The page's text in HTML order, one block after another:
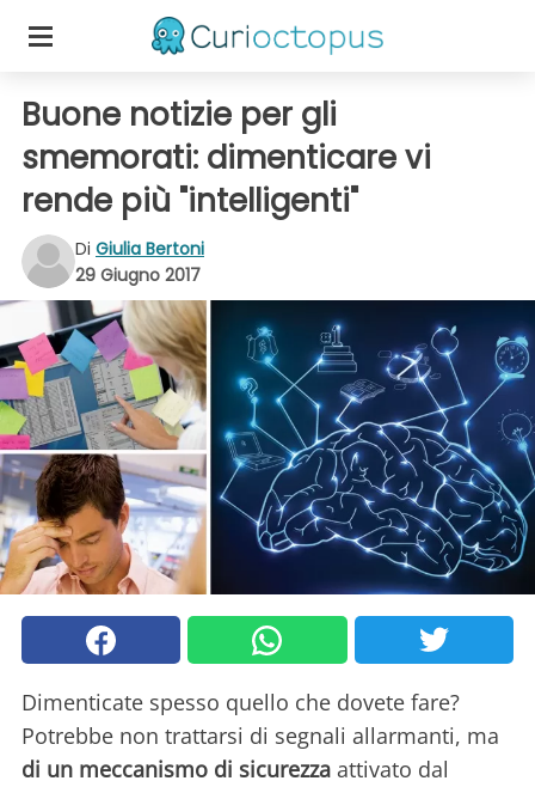
Buone notizie per gli
smemorati: dimenticare vi
rende più "intelligenti"
Di Giulia Bertoni
29 Giugno 2017
Dimenticate spesso quello che dovete fare?
Potrebbe non trattarsi di segnali allarmanti, ma
di un meccanismo di sicurezza attivato dal